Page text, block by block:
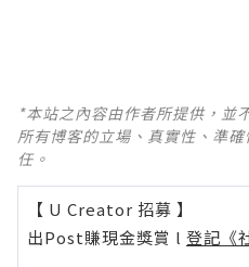
*本站之內容由作者所提供，並
所有博客的立場、真實性、準
任。
【 U Creator 招募 】
出Post賺現金獎賞 l 登記《